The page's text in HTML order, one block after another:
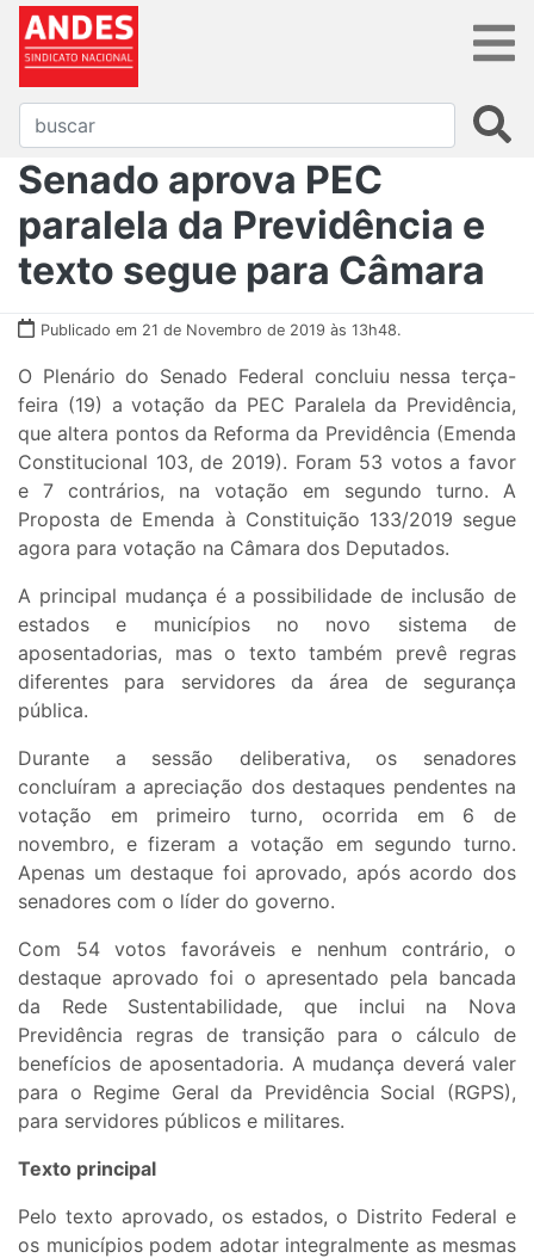
Senado aprova PEC
paralela da Previdência e
texto segue para Câmara
Publicado em 21 de Novembro de 2019 às 13h48.
O Plenário do Senado Federal concluiu nessa terça-
feira (19) a votação da PEC Paralela da Previdência,
que altera pontos da Reforma da Previdência (Emenda
Constitucional 103, de 2019). Foram 53 votos a favor
e 7 contrários, na votação em segundo turno. A
Proposta de Emenda à Constituição 133/2019 segue
agora para votação na Câmara dos Deputados.
A principal mudança é a possibilidade de inclusão de
estados e municípios no novo sistema de
aposentadorias, mas o texto também prevê regras
diferentes para servidores da área de segurança
pública.
Durante a sessão deliberativa, os senadores
concluíram a apreciação dos destaques pendentes na
votação em primeiro turno, ocorrida em 6 de
novembro, e fizeram a votação em segundo turno.
Apenas um destaque foi aprovado, após acordo dos
senadores com o líder do governo.
Com 54 votos favoráveis e nenhum contrário, o
destaque aprovado foi o apresentado pela bancada
da Rede Sustentabilidade, que inclui na Nova
Previdência regras de transição para o cálculo de
benefícios de aposentadoria. A mudança deverá valer
para o Regime Geral da Previdência Social (RGPS),
para servidores públicos e militares.
Texto principal
Pelo texto aprovado, os estados, o Distrito Federal e
os municípios podem adotar integralmente as mesmas